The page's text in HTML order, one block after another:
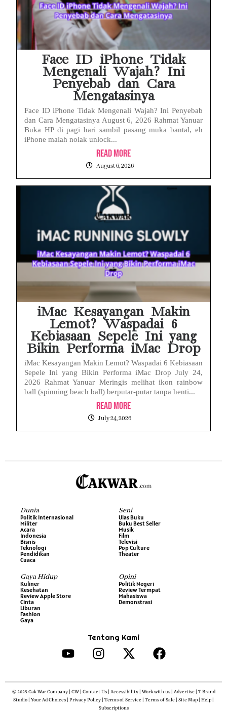
Face ID iPhone Tidak
Mengenali Wajah? Ini
Penyebab dan Cara
Mengatasinya
Face ID iPhone Tidak Mengenali Wajah? Ini Penyebab
dan Cara Mengatasinya August 6, 2026 Rahmat Yanuar
Buka HP di pagi hari sambil pasang muka bantal, eh
iPhone malah nolak unlock...
Read More
August 6, 2026
iMac Kesayangan Makin
Lemot? Waspadai 6
Kebiasaan Sepele Ini yang
Bikin Performa iMac Drop
iMac Kesayangan Makin Lemot? Waspadai 6 Kebiasaan
Sepele Ini yang Bikin Performa iMac Drop July 24,
2026 Rahmat Yanuar Meringis melihat ikon rainbow
ball (spinning beach ball) berputar-putar tanpa henti...
Read More
July 24, 2026
Dunia
Politik Internasional
Militer
Acara
Indonesia
Bisnis
Teknologi
Pendidikan
Cuaca
Seni
Ulas Buku
Buku Best Seller
Musik
Film
Televisi
Pop Culture
Theater
Gaya Hidup
Kuliner
Kesehatan
Review Apple Store
Cinta
Liburan
Fashion
Gaya
Opini
Politik Negeri
Review Termpat
Mahasiswa
Demonstrasi
Tentang Kami
© 2025 Cak War Company | CW | Contact Us | Accessibility | Work with us | Advertise | T Brand
Studio | Your Ad Choices | Privacy Policy | Terms of Service | Terms of Sale | Site Map | Help |
Subscriptions